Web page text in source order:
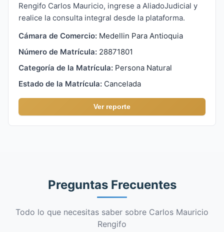
Rengifo Carlos Mauricio, ingrese a AliadoJudicial y
realice la consulta integral desde la plataforma.
Cámara de Comercio: Medellin Para Antioquia
Número de Matrícula: 28871801
Categoría de la Matrícula: Persona Natural
Estado de la Matrícula: Cancelada
Ver reporte
Preguntas Frecuentes
Todo lo que necesitas saber sobre Carlos Mauricio
Rengifo